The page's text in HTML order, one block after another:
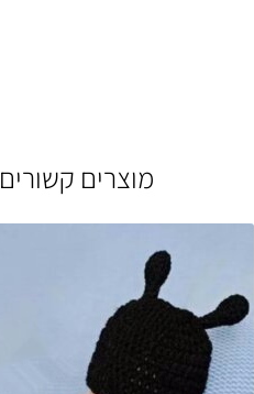
מוצרים קשורים